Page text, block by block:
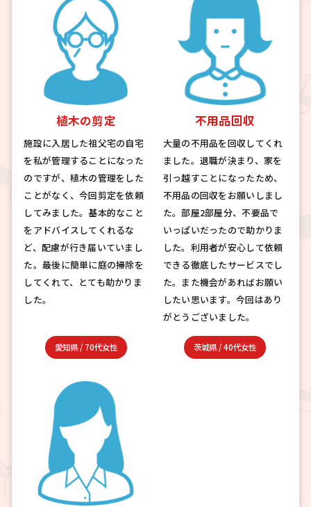
植木の剪定
施設に入居した祖父宅の自宅
を私が管理することになった
のですが、植木の管理をした
ことがなく、今回剪定を依頼
してみました。基本的なこと
をアドバイスしてくれるな
ど、配慮が行き届いていまし
た。最後に簡単に庭の掃除を
してくれて、とても助かりま
した。
愛知県/ 70代女性
不用品回収
大量の不用品を回収してくれ
ました。退職が決まり、家を
引っ越すことになったため、
不用品の回収をお願いしまし
た。部屋2部屋分、不要品で
いっぱいだったので助かりま
した。利用者が安心して依頼
できる徹底したサービスでし
た。また機会があればお願い
したい思います。今回はあり
がとうございました。
茨城県/40代女性